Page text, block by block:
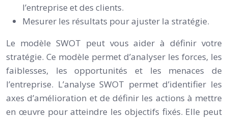
l’entreprise et des clients.
Mesurer les résultats pour ajuster la stratégie.
Le modèle SWOT peut vous aider à définir votre
stratégie. Ce modèle permet d’analyser les forces, les
faiblesses, les opportunités et les menaces de
l’entreprise. L’analyse SWOT permet d’identifier les
axes d’amélioration et de définir les actions à mettre
en œuvre pour atteindre les objectifs fixés. Elle peut